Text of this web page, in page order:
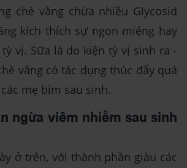
chè vằng chứa nhiều Glycosid
kích thích sự ngon miệng hay
vị. Sữa là do kiện tỳ vị sinh ra -
vằng có tác dụng thúc đẩy quá
mẹ bỉm sau sinh.
ngừa viêm nhiễm sau sinh
ở trên, với thành phần giàu các